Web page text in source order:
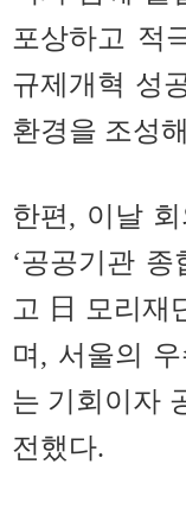
포상하고 적
규제개혁 성
환경을 조성
한편, 이날
‘공공기관
고 日 모리재
며, 서울의
는 기회이자
전했다.